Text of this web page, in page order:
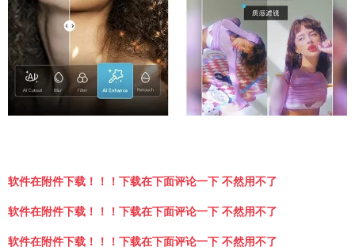
软件在附件下载！！！下载在下面评论一下 不然用不了
软件在附件下载！！！下载在下面评论一下 不然用不了
软件在附件下载！！！下载在下面评论一下 不然用不了